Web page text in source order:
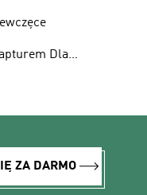
Dla
ZA DARMO